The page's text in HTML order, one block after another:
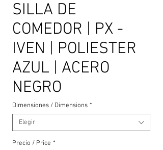
SILLA DE
COMEDOR | PX -
IVEN | POLIESTER
AZUL | ACERO
NEGRO
Dimensiones / Dimensions *
Elegir
Precio / Price *